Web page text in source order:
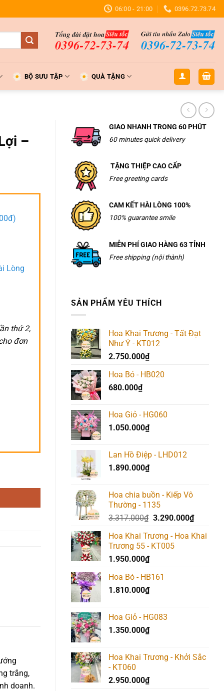
06:00 - 21:00 0396.72.73.74
BỘ SƯU TẬP QUÀ TẶNG
GIAO NHANH TRONG 60 PHÚT
60 minutes quick delivery
TẶNG THIỆP CAO CẤP
Free greeting cards
CAM KẾT HÀI LÒNG 100%
100% guarantee smile
MIỄN PHÍ GIAO HÀNG 63 TỈNH
Free shipping (nội thành)
SẢN PHẨM YÊU THÍCH
Hoa Khai Trương - Tất Đạt
Như Ý - KT012
2.750.000₫
Hoa Bó - HB020
680.000₫
Hoa Giỏ - HG060
1.050.000₫
Lan Hồ Điệp - LHD012
1.890.000₫
Hoa chia buồn - Kiếp Vô
Thường - 1135
3.317.000₫ Giá
là:
3.317.000₫.
3.290.000₫Giá
tại
Hoa Khai Trương - Hoa Khai
Trương 55 - KT005
1.950.000₫
Hoa Bó - HB161
1.810.000₫
Hoa Giỏ - HG083
1.350.000₫
Hoa Khai Trương - Khởi Sắc
- KT060
2.950.000₫
–
Lòng
thứ 2,
đơn
trắng,
doanh.